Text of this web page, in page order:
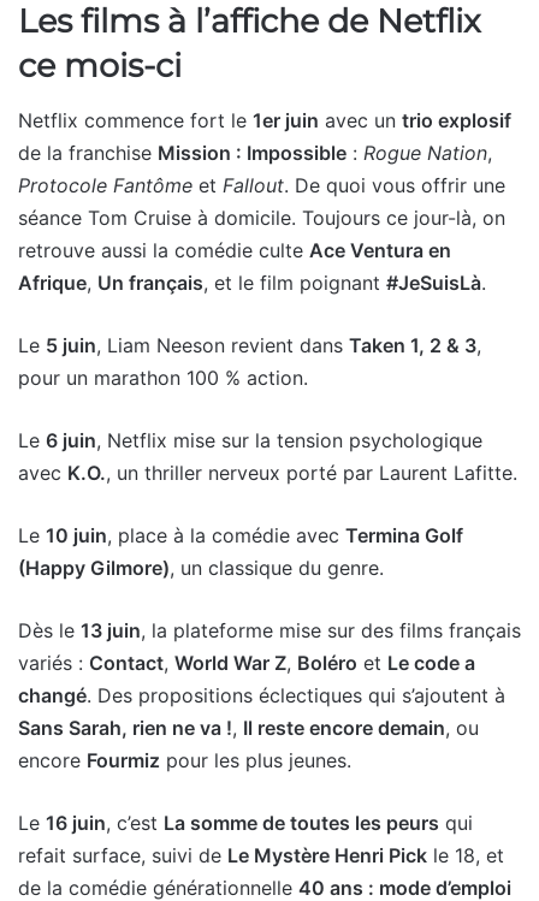
Les films à l’affiche de Netflix
ce mois-ci
Netflix commence fort le 1er juin avec un trio explosif
de la franchise Mission : Impossible : Rogue Nation,
Protocole Fantôme et Fallout. De quoi vous offrir une
séance Tom Cruise à domicile. Toujours ce jour-là, on
retrouve aussi la comédie culte Ace Ventura en
Afrique, Un français, et le film poignant #JeSuisLà.
Le 5 juin, Liam Neeson revient dans Taken 1, 2 & 3,
pour un marathon 100 % action.
Le 6 juin, Netflix mise sur la tension psychologique
avec K.O., un thriller nerveux porté par Laurent Lafitte.
Le 10 juin, place à la comédie avec Termina Golf
(Happy Gilmore), un classique du genre.
Dès le 13 juin, la plateforme mise sur des films français
variés : Contact, World War Z, Boléro et Le code a
changé. Des propositions éclectiques qui s’ajoutent à
Sans Sarah, rien ne va !, Il reste encore demain, ou
encore Fourmiz pour les plus jeunes.
Le 16 juin, c’est La somme de toutes les peurs qui
refait surface, suivi de Le Mystère Henri Pick le 18, et
de la comédie générationnelle 40 ans : mode d’emploi